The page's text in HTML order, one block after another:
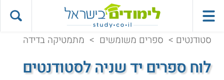
סטודנטים > ספרים משומשים > מתמטיקה בדידה
לוח ספרים יד שניה לסטודנטים